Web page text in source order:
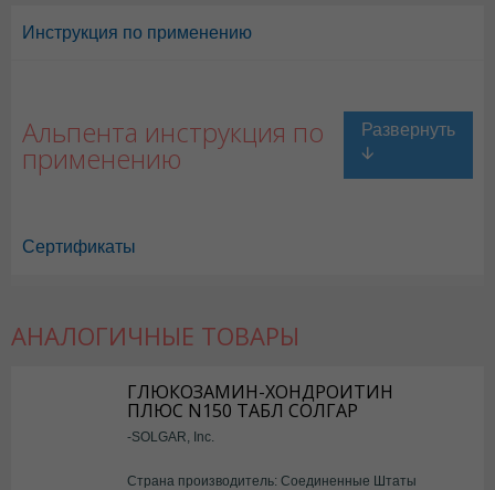
Инструкция по применению
Альпента инструкция по
применению
Сертификаты
АНАЛОГИЧНЫЕ ТОВАРЫ
ГЛЮКОЗАМИН-ХОНДРОИТИН
ПЛЮС N150 ТАБЛ СОЛГАР
-SOLGAR, Inc.
Страна производитель: Соединенные Штаты